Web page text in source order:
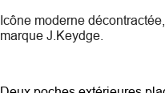
Icône moderne
marque J.Keydge.